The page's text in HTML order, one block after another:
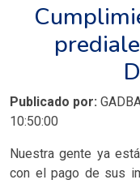
Publicado por:
10:50:00
Nuestra gente ya
con el pago de sus